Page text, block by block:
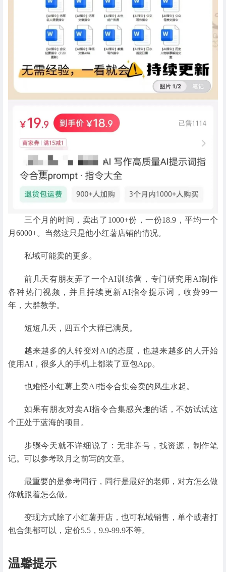
三个月的时间，卖出了1000+份，一份18.9，平均一个
月6000+。当然这只是他小红薯店铺的情况。
私域可能卖的更多。
前几天有朋友弄了一个AI训练营，专门研究用AI制作
各种热门视频，并且持续更新AI指令提示词，收费99一
年，大群教学。
短短几天，四五个大群已满员。
越来越多的人转变对AI的态度，也越来越多的人开始
使用AI，很多人的手机上都装了豆包App。
也难怪小红薯上卖AI指令合集会卖的风生水起。
如果有朋友对卖AI指令合集感兴趣的话，不妨试试这
个正处于蓝海的项目。
步骤今天就不详细说了：无非养号，找资源，制作笔
记。可以参考玖月之前写的文章。
最重要的是参考同行，同行是最好的老师，对方怎么做
你就跟着怎么做。
变现方式除了小红薯开店，也可私域销售，单个或者打
包合集都可以，定价5.5，9.9-99.9不等。
温馨提示